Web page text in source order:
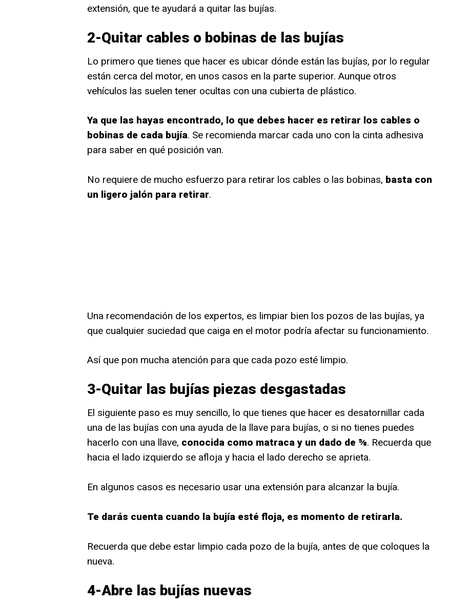
extensión, que te ayudará a quitar las bujías.
2-Quitar cables o bobinas de las bujías
Lo primero que tienes que hacer es ubicar dónde están las bujías, por lo regular
están cerca del motor, en unos casos en la parte superior. Aunque otros
vehículos las suelen tener ocultas con una cubierta de plástico.
Ya que las hayas encontrado, lo que debes hacer es retirar los cables o
bobinas de cada bujía. Se recomienda marcar cada uno con la cinta adhesiva
para saber en qué posición van.
No requiere de mucho esfuerzo para retirar los cables o las bobinas, basta con
un ligero jalón para retirar.
Una recomendación de los expertos, es limpiar bien los pozos de las bujías, ya
que cualquier suciedad que caiga en el motor podría afectar su funcionamiento.
Así que pon mucha atención para que cada pozo esté limpio.
3-Quitar las bujías piezas desgastadas
El siguiente paso es muy sencillo, lo que tienes que hacer es desatornillar cada
una de las bujías con una ayuda de la llave para bujías, o si no tienes puedes
hacerlo con una llave, conocida como matraca y un dado de ⅝. Recuerda que
hacia el lado izquierdo se afloja y hacia el lado derecho se aprieta.
En algunos casos es necesario usar una extensión para alcanzar la bujía.
Te darás cuenta cuando la bujía esté floja, es momento de retirarla.
Recuerda que debe estar limpio cada pozo de la bujía, antes de que coloques la
nueva.
4-Abre las bujías nuevas